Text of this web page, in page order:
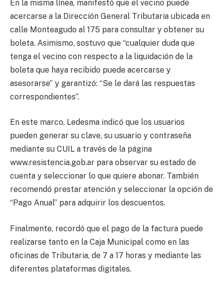
En la misma línea, manifestó que el vecino puede
acercarse a la Dirección General Tributaria ubicada en
calle Monteagudo al 175 para consultar y obtener su
boleta. Asimismo, sostuvo que “cualquier duda que
tenga el vecino con respecto a la liquidación de la
boleta que haya recibido puede acercarse y
asesorarse” y garantizó: “Se le dará las respuestas
correspondientes”.
En este marco, Ledesma indicó que los usuarios
pueden generar su clave, su usuario y contraseña
mediante su CUIL a través de la página
www.resistencia.gob.ar para observar su estado de
cuenta y seleccionar lo que quiere abonar. También
recomendó prestar atención y seleccionar la opción de
“Pago Anual” para adquirir los descuentos.
Finalmente, recordó que el pago de la factura puede
realizarse tanto en la Caja Municipal como en las
oficinas de Tributaria, de 7 a 17 horas y mediante las
diferentes plataformas digitales.